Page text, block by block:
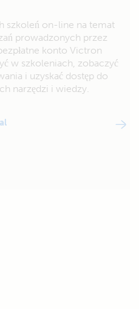
szkoleń on-line na temat
prowadzonych przez
konto Victron
w szkoleniach, zobaczyć
i uzyskać dostęp do
narzędzi i wiedzy.